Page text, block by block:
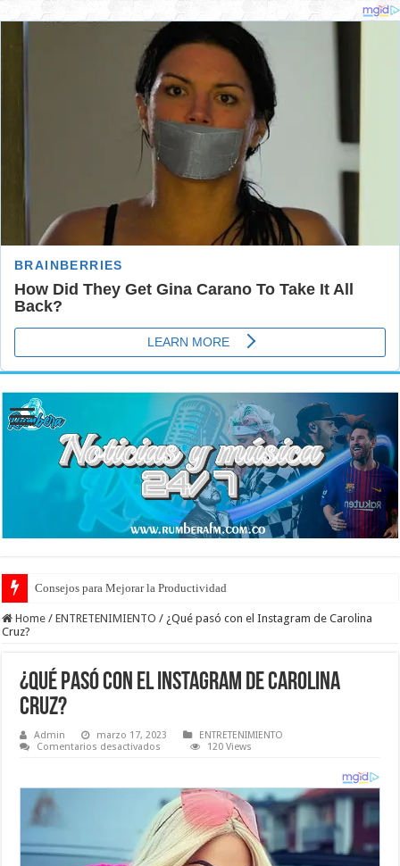
Consejos para Mejorar la Productividad
Home / ENTRETENIMIENTO / ¿Qué pasó con el Instagram de Carolina
Cruz?
¿Qué pasó con el Instagram de Carolina
Cruz?
Admin marzo 17, 2023
ENTRETENIMIENTO
Comentarios desactivados
Instagram
de
Carolina
Cruz?
120 Views